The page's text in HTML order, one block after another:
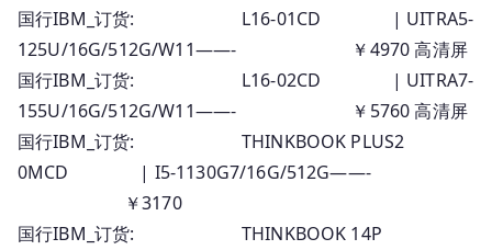
国行IBM_订货: L16-01CD | UITRA5-
125U/16G/512G/W11——- ￥4970 高清屏
国行IBM_订货: L16-02CD | UITRA7-
155U/16G/512G/W11——- ￥5760 高清屏
国行IBM_订货: THINKBOOK PLUS2
0MCD | I5-1130G7/16G/512G——-
￥3170
国行IBM_订货: THINKBOOK 14P